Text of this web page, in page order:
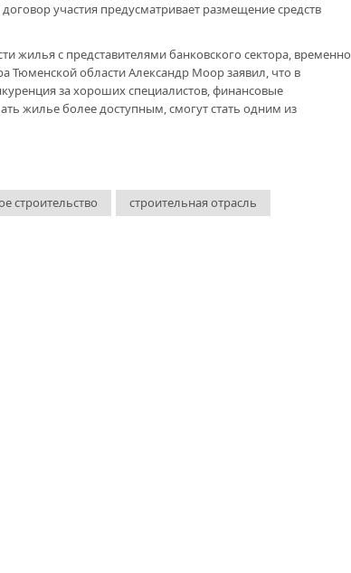
участия предусматривает размещение средств
жилья с представителями банковского сектора, временно
Тюменской области Александр Моор заявил, что в
за хороших специалистов, финансовые
жилье более доступным, смогут стать одним из
строительство строительная отрасль